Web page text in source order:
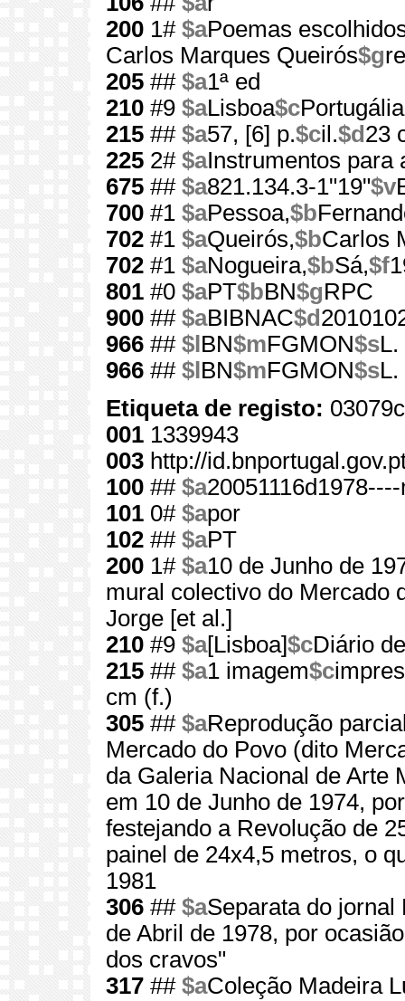
200 1# $aPoemas
Carlos Marques Queirós$g
205 ## $a1ª ed
210 #9 $aLisboa$c
215 ## $a57, [6] p.$cil.$d 23
225 2# $aInstrumentos para
675 ## $a821.134.3-1"19"$v
700 #1 $aPessoa,$b
702 #1 $aQueirós,$bCarlos
702 #1 $aNogueira,$bSá,$f
801 #0 $aPT$bBN$gRPC
900 ## $aBIBNAC$d
966 ## $l BN$mFGMON$sL.
966 ## $l BN$mFGMON$sL.
Etiqueta de registo:
001 1339943
003 http://
100 ## $a
101 0# $apor
102 ## $aPT
200 1# $a10 de Junho de
mural colectivo do Mercado
Jorge [et al.]
210 #9 $a[Lisboa]$cDiário
215 ## $a1 imagem$c
cm (f.)
305 ## $aReprodução
Mercado do Povo (dito
da Galeria Nacional de Arte
em 10 de Junho de 1974,
festejando a Revolução de
painel de 24x4,5 metros, o
1981
306 ## $aSeparata do jornal
de Abril de 1978, por
dos cravos"
317 ## $aColeção Madeira